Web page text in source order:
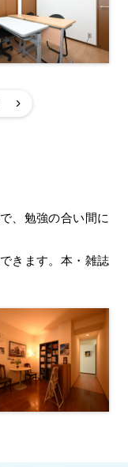
、勉強の合い間に
きます。本・雑誌